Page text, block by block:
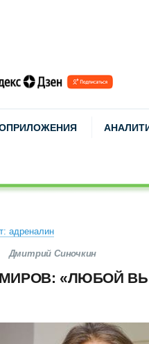
адреналин
Дмитрий Синочкин
«ЛЮБОЙ